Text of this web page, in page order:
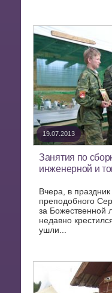
19.07.2013
Занятия по
инженерной и
Вчера, в
преподобного
за Божественной
недавно
ушли...